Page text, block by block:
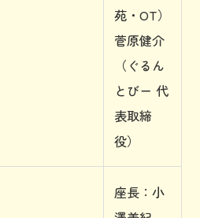
苑・OT）
菅原健介
（ぐるん
とびー 代
表取締
役）
座長：小